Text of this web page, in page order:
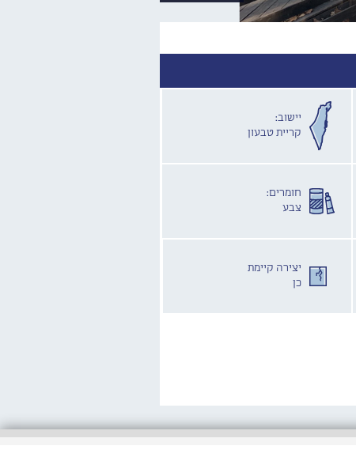
יישוב:
קריית טבעון
חומרים:
צבע
יצירה קיימת
כן